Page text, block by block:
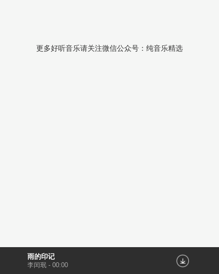
更多好听音乐请关注微信公众号：纯音乐精选
雨的印记
李闰珉 - 00:00